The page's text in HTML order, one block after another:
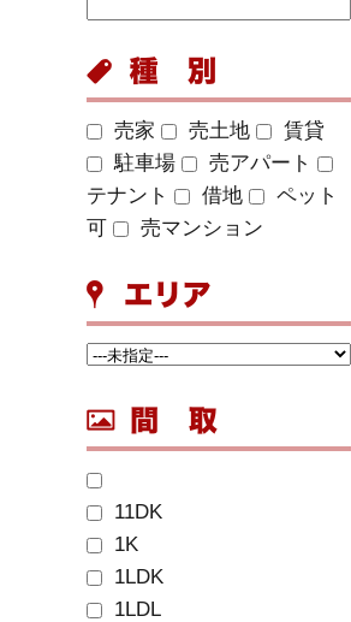
売家 売土地
賃貸
駐車場
売アパート
テナント
借地
ペット
可
売マンション
11DK
1K
1LDK
1LDL